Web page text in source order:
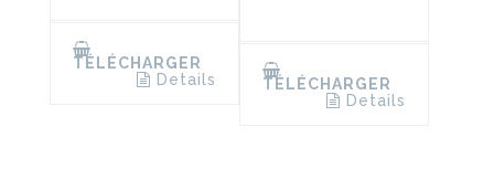
TÉLÉCHARGER
Details
TÉLÉCHARGER
Details